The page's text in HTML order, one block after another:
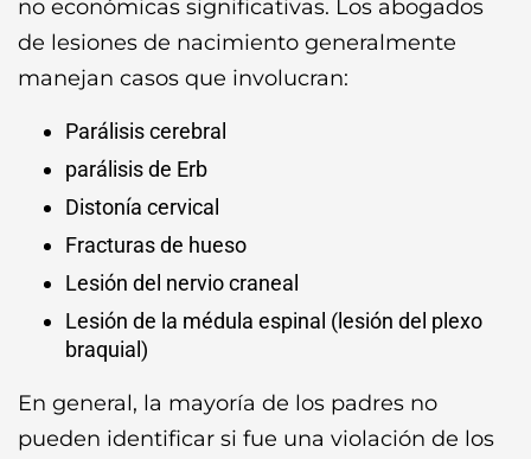
no económicas significativas. Los abogados
de lesiones de nacimiento generalmente
manejan casos que involucran:
Parálisis cerebral
parálisis de Erb
Distonía cervical
Fracturas de hueso
Lesión del nervio craneal
Lesión de la médula espinal (lesión del plexo
braquial)
En general, la mayoría de los padres no
pueden identificar si fue una violación de los